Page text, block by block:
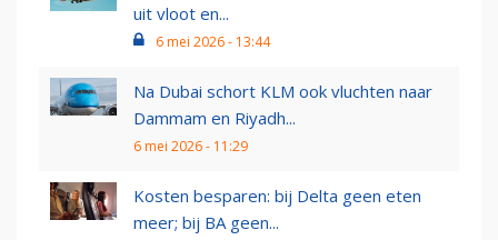
uit vloot en...
6 mei 2026 - 13:44
Na Dubai schort KLM ook vluchten naar
Dammam en Riyadh...
6 mei 2026 - 11:29
Kosten besparen: bij Delta geen eten
meer; bij BA geen...